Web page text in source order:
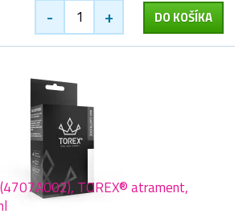
- + DO KOŠÍKA
TOREX® atrament,